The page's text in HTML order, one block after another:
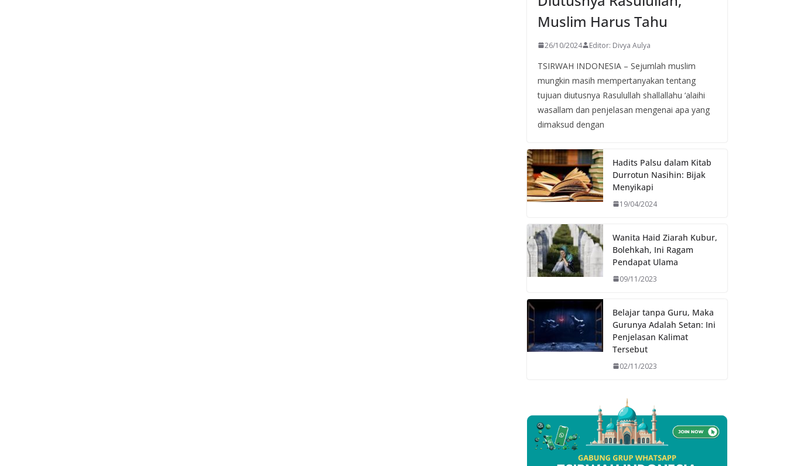
Muslim Harus Tahu
26/10/2024 Editor: Divya Aulya
TSIRWAH INDONESIA – Sejumlah muslim
mungkin masih mempertanyakan tentang
tujuan diutusnya Rasulullah shallallahu ‘alaihi
wasallam dan penjelasan mengenai apa yang
dimaksud dengan
Hadits Palsu dalam Kitab
Durrotun Nasihin: Bijak
Menyikapi
19/04/2024
Wanita Haid Ziarah Kubur,
Bolehkah, Ini Ragam
Pendapat Ulama
09/11/2023
Belajar tanpa Guru, Maka
Gurunya Adalah Setan: Ini
Penjelasan Kalimat
Tersebut
02/11/2023